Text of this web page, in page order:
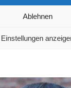
Ablehnen
Einstellungen
Tiere Rundgang